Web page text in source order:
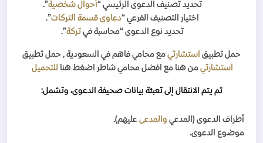
تحديد تصنيف الدعوى الرئيسي “أحوال شخصية”.
اختيار التصنيف الفرعي “دعاوى قسمة التركات”.
تحديد نوع الدعوى “محاسبة فيتركة”.
حمل تطبيق استشارتي مع محامي فاهم في السعودية , حمل تطبيق
استشارتي من هنا مع افضل محامي شاطر اضغط هنا للتحميل
ثم يتم الانتقال إلى تعبئة بيانات صحيفة الدعوى، وتشمل:
أطراف الدعوى (المدعي والمدعى عليهم).
موضوع الدعوى.